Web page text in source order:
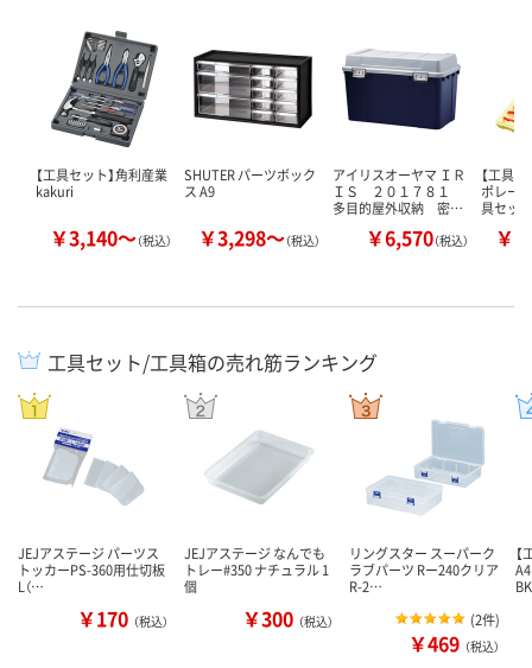
【工具セット】角利産業
kakuri
￥3,140～（税込）
SHUTER パーツボック
ス A9
￥3,298～（税込）
アイリスオーヤマ ＩＲ
ＩＳ ２０１７８１
多目的屋外収納 密…
￥6,570（税込）
【工具
ポレー
具セッ
￥
工具セット/工具箱の売れ筋ランキング
JEJアステージ パーツス
トッカーPS-360用仕切板
L（…
￥170 （税込）
JEJアステージ なんでも
トレー#350 ナチュラル 1
個
￥300 （税込）
リングスター スーパーク
ラブパーツ Rー240クリア
R-2…
(2件)
￥469 （税込）